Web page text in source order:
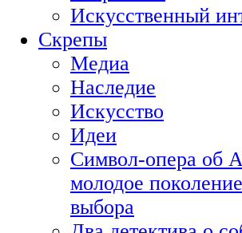
Искусственный
Скрепы
Медиа
Наследие
Искусство
Идеи
Символ-опера об
молодое
выбора